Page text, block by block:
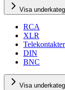
Visa
RCA
XLR
Telekontakter
DIN
BNC
Visa